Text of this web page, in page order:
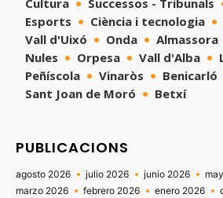
Esports
Ciència i tecnologia
Vall d'Uixó
Onda Almassora
Nules
Orpesa Vall d'Alba
Peñíscola
Vinaròs
Benicarló
Sant Joan de Moró
Betxí
PUBLICACIONS
agosto 2026 julio 2026 junio 2026
marzo 2026
febrero 2026 enero 2026